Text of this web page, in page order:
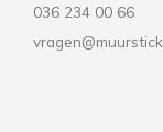
036 234 00 66